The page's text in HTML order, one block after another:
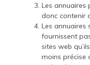
Les annuaires
donc contenir
Les annuaires
fournissent
sites web
moins précise